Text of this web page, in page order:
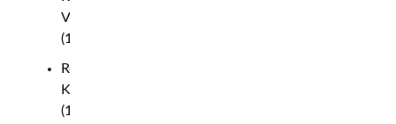
Vieira
(186)
Roman
Kopylov
(185.2)